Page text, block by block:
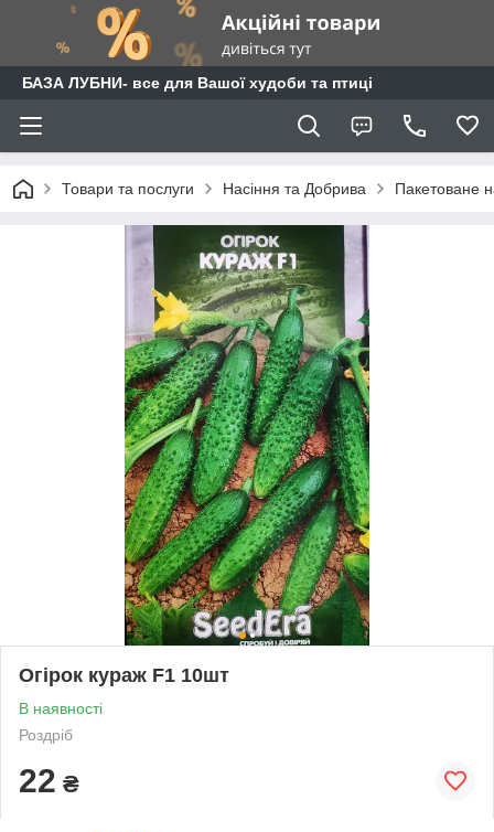
БАЗА ЛУБНИ- все для Вашої худоби та птиці
Товари та послуги Насіння та Добрива Пакетоване
Огірок кураж F1 10шт
В наявності
Роздріб
22 ₴